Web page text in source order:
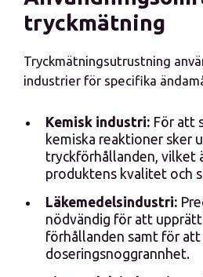
tryckmätning
Tryckmätningsutrustning
industrier för specifika
Kemisk industri: För att
kemiska reaktioner sker
tryckförhållanden, vilket
produktens kvalitet och
Läkemedelsindustri:
nödvändig för att
förhållanden samt för att
doseringsnoggrannhet.